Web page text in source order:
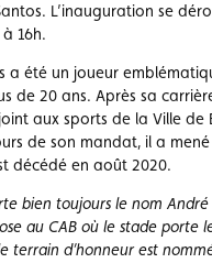
L’inauguration se
16h.
a été un joueur
de 20 ans. Après sa
aux sports de la Ville de
de son mandat, il a
décédé en août 2020.
bien toujours le nom André
au CAB où le stade porte
terrain d’honneur est